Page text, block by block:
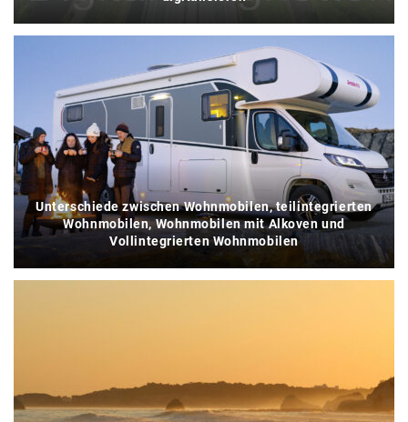
Unterschiede zwischen Wohnmobilen, teilintegrierten
Wohnmobilen, Wohnmobilen mit Alkoven und
Vollintegrierten Wohnmobilen